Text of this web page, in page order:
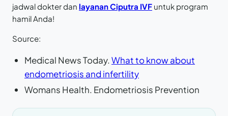
jadwal dokter dan layanan Ciputra IVF untuk program
hamil Anda!
Source:
Medical News Today. What to know about
endometriosis and infertility
Womans Health. Endometriosis Prevention